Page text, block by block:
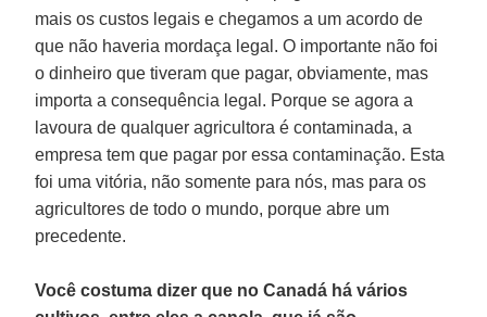
mais os custos legais e chegamos a um acordo de
que não haveria mordaça legal. O importante não foi
o dinheiro que tiveram que pagar, obviamente, mas
importa a consequência legal. Porque se agora a
lavoura de qualquer agricultora é contaminada, a
empresa tem que pagar por essa contaminação. Esta
foi uma vitória, não somente para nós, mas para os
agricultores de todo o mundo, porque abre um
precedente.
Você costuma dizer que no Canadá há vários